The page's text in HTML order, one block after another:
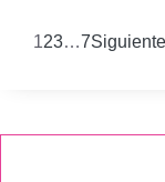
123…7Siguiente